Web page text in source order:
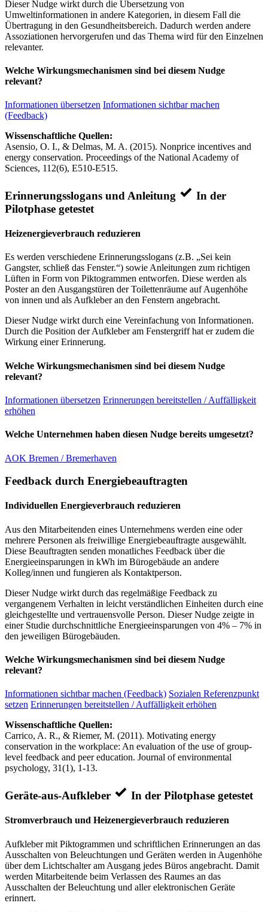
Dieser Nudge wirkt durch die Übersetzung von
Umweltinformationen in andere Kategorien, in diesem Fall die
Übertragung in den Gesundheitsbereich. Dadurch werden andere
Assoziationen hervorgerufen und das Thema wird für den Einzelnen
relevanter.
Welche Wirkungsmechanismen sind bei diesem Nudge
relevant?
Informationen übersetzen Informationen sichtbar machen
(Feedback)
Wissenschaftliche Quellen:
Asensio, O. I., & Delmas, M. A. (2015). Nonprice incentives and
energy conservation. Proceedings of the National Academy of
Sciences, 112(6), E510-E515.
Erinnerungsslogans und Anleitung
In der
Pilotphase getestet
Heizenergieverbrauch reduzieren
Es werden verschiedene Erinnerungsslogans (z.B. „Sei kein
Gangster, schließ das Fenster.“) sowie Anleitungen zum richtigen
Lüften in Form von Piktogrammen entworfen. Diese werden als
Poster an den Ausgangstüren der Toilettenräume auf Augenhöhe
von innen und als Aufkleber an den Fenstern angebracht.
Dieser Nudge wirkt durch eine Vereinfachung von Informationen.
Durch die Position der Aufkleber am Fenstergriff hat er zudem die
Wirkung einer Erinnerung.
Welche Wirkungsmechanismen sind bei diesem Nudge
relevant?
Informationen übersetzen Erinnerungen bereitstellen / Auffälligkeit
erhöhen
Welche Unternehmen haben diesen Nudge bereits umgesetzt?
AOK Bremen / Bremerhaven
Feedback durch Energiebeauftragten
Individuellen Energieverbrauch reduzieren
Aus den Mitarbeitenden eines Unternehmens werden eine oder
mehrere Personen als freiwillige Energiebeauftragte ausgewählt.
Diese Beauftragten senden monatliches Feedback über die
Energieeinsparungen in kWh im Bürogebäude an andere
Kolleg/innen und fungieren als Kontaktperson.
Dieser Nudge wirkt durch das regelmäßige Feedback zu
vergangenem Verhalten in leicht verständlichen Einheiten durch eine
gleichgestellte und vertrauensvolle Person. Dieser Nudge zeigte in
einer Studie durchschnittliche Energieeinsparungen von 4% – 7% in
den jeweiligen Bürogebäuden.
Welche Wirkungsmechanismen sind bei diesem Nudge
relevant?
Informationen sichtbar machen (Feedback) Sozialen Referenzpunkt
setzen Erinnerungen bereitstellen / Auffälligkeit erhöhen
Wissenschaftliche Quellen:
Carrico, A. R., & Riemer, M. (2011). Motivating energy
conservation in the workplace: An evaluation of the use of group-
level feedback and peer education. Journal of environmental
psychology, 31(1), 1-13.
Geräte-aus-Aufkleber In der Pilotphase getestet
Stromverbrauch und Heizenergieverbrauch reduzieren
Aufkleber mit Piktogrammen und schriftlichen Erinnerungen an das
Ausschalten von Beleuchtungen und Geräten werden in Augenhöhe
über dem Lichtschalter am Ausgang jedes Büros angebracht. Damit
werden Mitarbeitende beim Verlassen des Raumes an das
Ausschalten der Beleuchtung und aller elektronischen Geräte
erinnert.